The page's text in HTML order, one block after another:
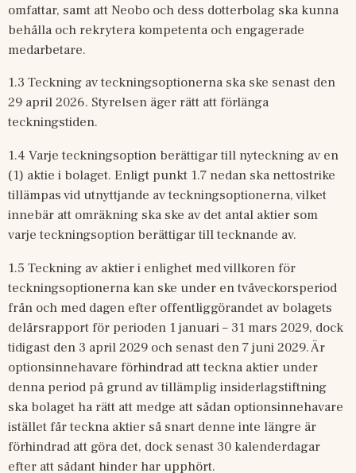
omfattar, samt att Neobo och dess dotterbolag ska kunna
behålla och rekrytera kompetenta och engagerade
medarbetare.
1.3 Teckning av teckningsoptionerna ska ske senast den
29 april 2026. Styrelsen äger rätt att förlänga
teckningstiden.
1.4 Varje teckningsoption berättigar till nyteckning av en
(1) aktie i bolaget. Enligt punkt 1.7 nedan ska nettostrike
tillämpas vid utnyttjande av teckningsoptionerna, vilket
innebär att omräkning ska ske av det antal aktier som
varje teckningsoption berättigar till tecknande av.
1.5 Teckning av aktier i enlighet med villkoren för
teckningsoptionerna kan ske under en tvåveckorsperiod
från och med dagen efter offentliggörandet av bolagets
delårsrapport för perioden 1 januari – 31 mars 2029, dock
tidigast den 3 april 2029 och senast den 7 juni 2029. Är
optionsinnehavare förhindrad att teckna aktier under
denna period på grund av tillämplig insiderlagstiftning
ska bolaget ha rätt att medge att sådan optionsinnehavare
istället får teckna aktier så snart denne inte längre är
förhindrad att göra det, dock senast 30 kalenderdagar
efter att sådant hinder har upphört.